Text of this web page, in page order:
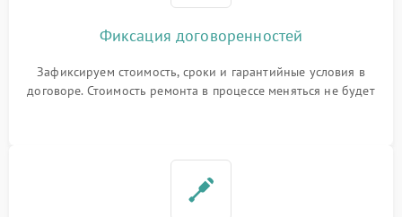
Фиксация договоренностей
Зафиксируем стоимость, сроки и гарантийные условия в
договоре. Стоимость ремонта в процессе меняться не будет